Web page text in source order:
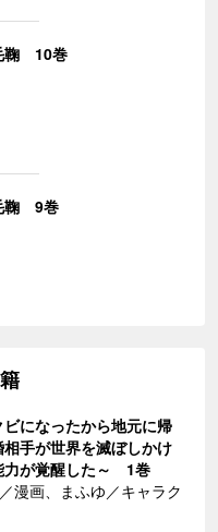
鞠 10巻
鞠 9巻
になったから地元に帰
手が世界を滅ぼしかけ
力が覚醒した～ 1巻
漫画、まふゆ／キャラク